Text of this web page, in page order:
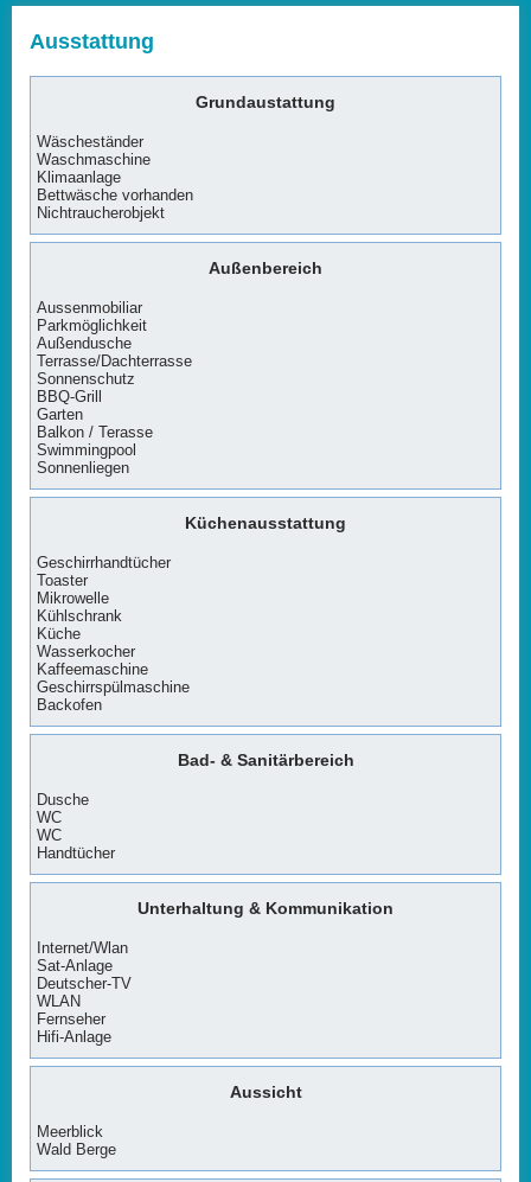
Ausstattung
Grundaustattung
Wäscheständer
Waschmaschine
Klimaanlage
Bettwäsche vorhanden
Nichtraucherobjekt
Außenbereich
Aussenmobiliar
Parkmöglichkeit
Außendusche
Terrasse/Dachterrasse
Sonnenschutz
BBQ-Grill
Garten
Balkon / Terasse
Swimmingpool
Sonnenliegen
Küchenausstattung
Geschirrhandtücher
Toaster
Mikrowelle
Kühlschrank
Küche
Wasserkocher
Kaffeemaschine
Geschirrspülmaschine
Backofen
Bad- & Sanitärbereich
Dusche
WC
WC
Handtücher
Unterhaltung & Kommunikation
Internet/Wlan
Sat-Anlage
Deutscher-TV
WLAN
Fernseher
Hifi-Anlage
Aussicht
Meerblick
Wald Berge